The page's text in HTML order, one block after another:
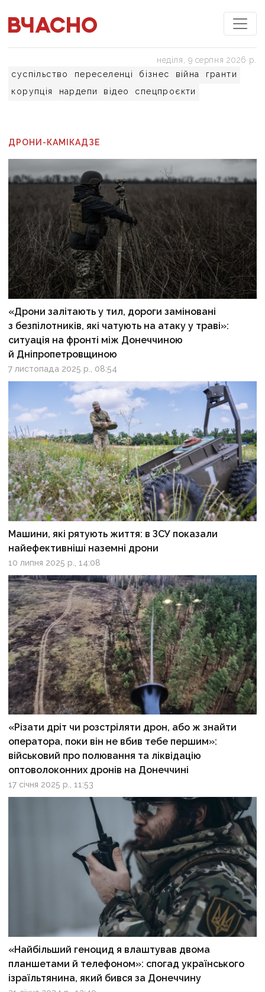
суспільство переселенці бізнес війна
гранти
корупція
нардепи відео спецпроєкти
неділя, 9 серпня 2026 р.
ДРОНИ-КАМІКАДЗЕ
«Дрони залітають у тил, дороги заміновані
з безпілотників, які чатують на атаку у траві»:
ситуація на фронті між Донеччиною
й Дніпропетровщиною
7 листопада 2025 р., 08:54
Машини, які рятують життя: в ЗСУ показали
найефективніші наземні дрони
10 липня 2025 р., 14:08
«Різати дріт чи розстріляти дрон, або ж знайти
оператора, поки він не вбив тебе першим»:
військовий про полювання та ліквідацію
оптоволоконних дронів на Донеччині
17 січня 2025 р., 11:53
«Найбільший геноцид я влаштував двома
планшетами й телефоном»: спогад українського
ізраїльтянина, який бився за Донеччину